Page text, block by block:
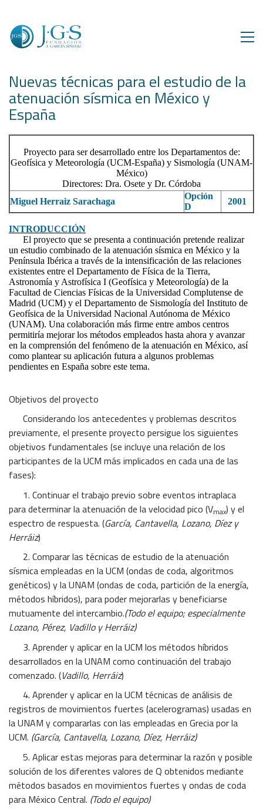
Nuevas técnicas para el estudio de la
atenuación sísmica en México y
España
Proyecto para ser desarrollado entre los Departamentos de:
Geofísica y Meteorología (UCM-España) y Sismología (UNAM-
México)
Directores: Dra. Osete y Dr. Córdoba
Miguel Herraiz Sarachaga
Opción
D
2001
INTRODUCCIÓN
El proyecto que se presenta a continuación pretende realizar
un estudio combinado de la atenuación sísmica en México y la
Península Ibérica a través de la intensificación de las relaciones
existentes entre el Departamento de Física de la Tierra,
Astronomía y Astrofísica I (Geofísica y Meteorología) de la
Facultad de Ciencias Físicas de la Universidad Complutense de
Madrid (UCM) y el Departamento de Sismología del Instituto de
Geofísica de la Universidad Nacional Autónoma de México
(UNAM). Una colaboración más firme entre ambos centros
permitiría mejorar los métodos empleados hasta ahora y avanzar
en la comprensión del fenómeno de la atenuación en México, así
como plantear su aplicación futura a algunos problemas
pendientes en España sobre este tema.
Objetivos del proyecto
Considerando los antecedentes y problemas descritos
previamente, el presente proyecto persigue los siguientes
objetivos fundamentales (se incluye una relación de los
participantes de la UCM más implicados en cada una de las
fases):
1. Continuar el trabajo previo sobre eventos intraplaca
para determinar la atenuación de la velocidad pico (Vmax) y el
espectro de respuesta. (García, Cantavella, Lozano, Díez y
Herráiz)
2. Comparar las técnicas de estudio de la atenuación
sísmica empleadas en la UCM (ondas de coda, algoritmos
genéticos) y la UNAM (ondas de coda, partición de la energía,
métodos híbridos), para poder mejorarlas y beneficiarse
mutuamente del intercambio.(Todo el equipo; especialmente
Lozano, Pérez, Vadillo y Herráiz)
3. Aprender y aplicar en la UCM los métodos híbridos
desarrollados en la UNAM como continuación del trabajo
comenzado. (Vadillo, Herráiz)
4. Aprender y aplicar en la UCM técnicas de análisis de
registros de movimientos fuertes (acelerogramas) usadas en
la UNAM y compararlas con las empleadas en Grecia por la
UCM. (García, Cantavella, Lozano, Díez, Herráiz)
5. Aplicar estas mejoras para determinar la razón y posible
solución de los diferentes valores de Q obtenidos mediante
métodos basados en movimientos fuertes y ondas de coda
para México Central. (Todo el equipo)